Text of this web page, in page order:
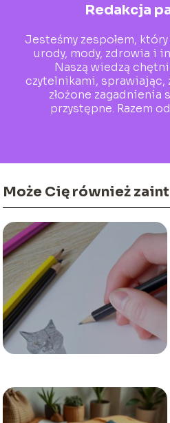
Redakcja
Jesteśmy zespołem,
urody, mody, zdrowia i
Naszą wiedzą
czytelnikami, sprawiając,
złożone
przystępne. Razem
Może Cię również